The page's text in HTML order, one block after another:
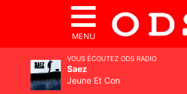
MENU
VOUS ÉCOUTEZ ODS RADIO
Saez
Jeune Et Con